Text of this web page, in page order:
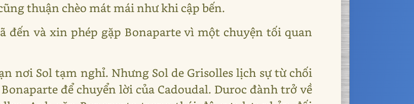
thuận chèo mát mái như khi cập bến.
đến và xin phép gặp Bonaparte vì một chuyện tối quan
nơi Sol tạm nghỉ. Nhưng Sol de Grisolles lịch sự từ chối
để chuyển lời của Cadoudal. Duroc đành trở về